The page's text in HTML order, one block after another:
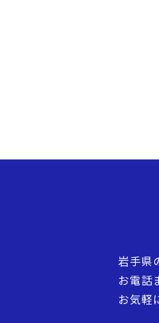
岩手県
お電話
お気軽